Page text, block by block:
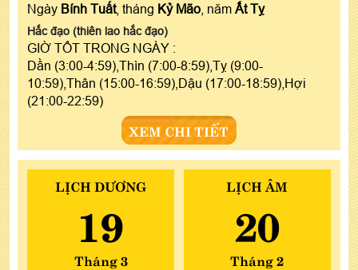
Ngày Bính Tuất, tháng Kỷ Mão , năm Ất Tỵ
Hắc đạo (thiên lao hắc đạo)
GIỜ TỐT TRONG NGÀY :
Dần (3:00-4:59),Thìn (7:00-8:59),Tỵ (9:00-
10:59),Thân (15:00-16:59),Dậu (17:00-18:59),Hợi
(21:00-22:59)
XEM CHI TIẾT
LỊCH DƯƠNG
19
Tháng 3
LỊCH ÂM
20
Tháng 2